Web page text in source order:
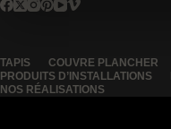
TAPIS COUVRE PLANCHER
PRODUITS D’INSTALLATIONS
NOS RÉALISATIONS